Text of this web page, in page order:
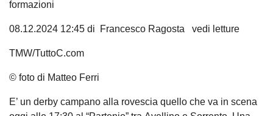
formazioni
08.12.2024 12:45 di Francesco Ragosta vedi letture
TMW/TuttoC.com
© foto di Matteo Ferri
E’ un derby campano alla rovescia quello che va in scena